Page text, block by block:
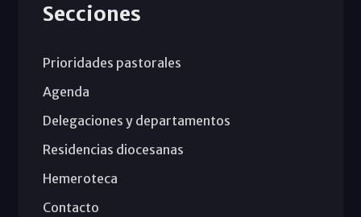
Secciones
Prioridades pastorales
Agenda
Delegaciones y departamentos
Residencias diocesanas
Hemeroteca
Contacto